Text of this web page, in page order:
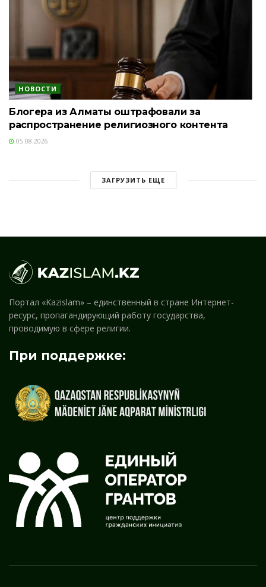
НОВОСТИ
Блогера из Алматы оштрафовали за
распространение религиозного контента
05.08.2026
ЗАГРУЗИТЬ ЕЩЕ
Портал «Kazislam» – единственный в стране Интернет-
ресурс, пропагандирующий работу государства,
проводимую в сфере религии.
При поддержке: